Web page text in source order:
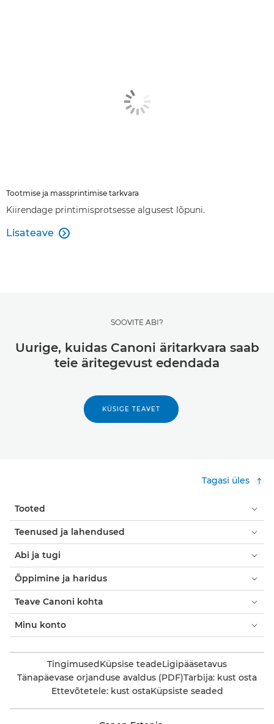
Tootmise ja massprintimise tarkvara
Kiirendage printimisprotsesse algusest lõpuni.
Lisateave 
SOOVITE ABI?
Uurige, kuidas Canoni äritarkvara saab
teie äritegevust edendada
KÜSIGE TEAVET
Tagasi üles
Tooted
Teenused ja lahendused
Abi ja tugi
Õppimine ja haridus
Teave Canoni kohta
Minu konto
TingimusedKüpsise teadeLigipääsetavus
Tänapäevase orjanduse avaldus (PDF)Tarbija: kust osta
Ettevõtetele: kust ostaKüpsiste seaded